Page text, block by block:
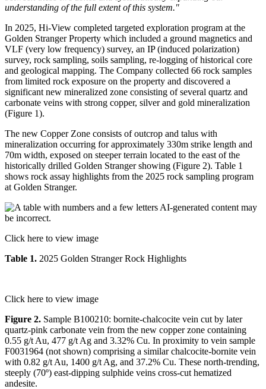
understanding of the full extent of this system."
In 2025, Hi-View completed targeted exploration program at the
Golden Stranger Property which included a ground magnetics and
VLF (very low frequency) survey, an IP (induced polarization)
survey, rock sampling, soils sampling, re-logging of historical core
and geological mapping. The Company collected 66 rock samples
from limited rock exposure on the property and discovered a
significant new mineralized zone consisting of several quartz and
carbonate veins with strong copper, silver and gold mineralization
(Figure 1).
The new Copper Zone consists of outcrop and talus with
mineralization occurring for approximately 330m strike length and
70m width, exposed on steeper terrain located to the east of the
historically drilled Golden Stranger showing (Figure 2). Table 1
shows rock assay highlights from the 2025 rock sampling program
at Golden Stranger.
Click here to view image
Table 1. 2025 Golden Stranger Rock Highlights
Click here to view image
Figure 2. Sample B100210: bornite-chalcocite vein cut by later
quartz-pink carbonate vein from the new copper zone containing
0.55 g/t Au, 477 g/t Ag and 3.32% Cu. In proximity to vein sample
F0031964 (not shown) comprising a similar chalcocite-bornite vein
with 0.82 g/t Au, 1400 g/t Ag, and 37.2% Cu. These north-trending,
steeply (70º) east-dipping sulphide veins cross-cut hematized
andesite.